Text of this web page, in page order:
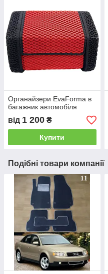
Органайзери EvaForma в
багажник автомобіля
від 1 200 ₴
Купити
Подібні товари компанії